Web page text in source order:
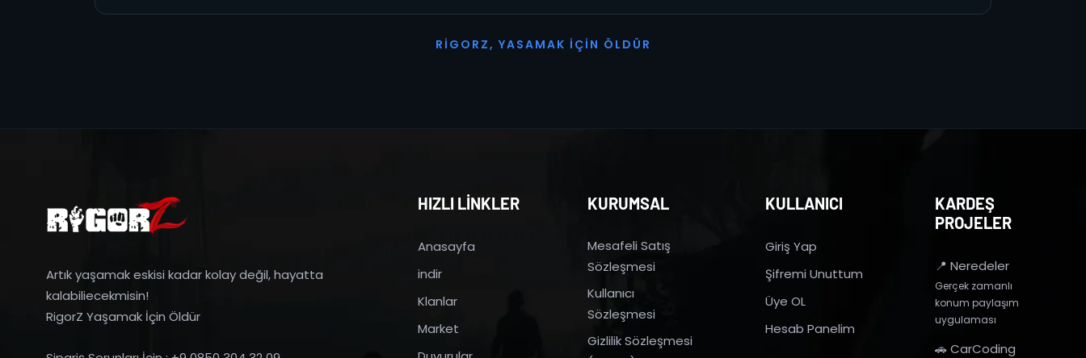
R I G O R Z, YASAMAK İ ÇI N Ö L D Ü R
Artık yaşamak eskisi kadar kolay değil, hayatta
kalabiliecekmisin!
RigorZ Yaşamak İçin Öldür
HIZLI LİNKLER
Anasayfa
indir
Klanlar
Market
KURUMSAL
Mesafeli Satış
Sözleşmesi
Kullanıcı
Sözleşmesi
Gizlilik Sözleşmesi
KULLANICI
Giriş Yap
Şifremi Unuttum
Üye OL
Hesab Panelim
KARDEŞ
PROJELER
📍 Neredeler
Gerçek zamanlı
konum paylaşım
uygulaması
🚗 CarCoding